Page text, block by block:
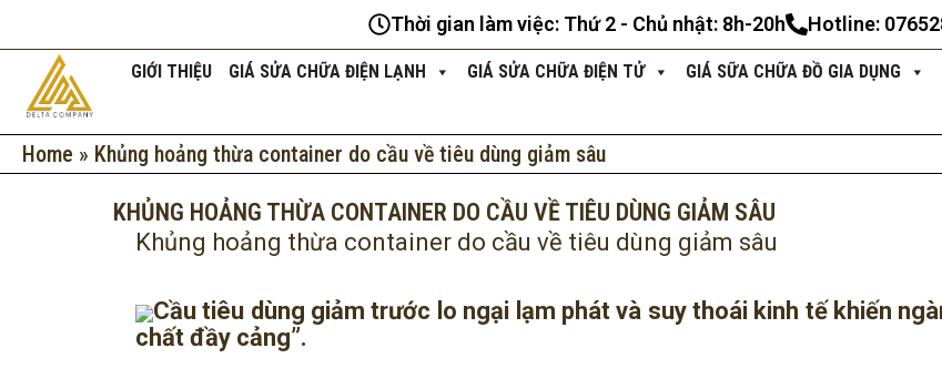
dung
Thời gian làm việc: Thứ 2 - Chủ nhật: 8h-20h Hotline:
GIỚI THIỆU GIÁ SỬA CHỮA ĐIỆN LẠNH GIÁ SỬA CHỮA ĐIỆN TỬ GIÁ SỮA CHỮA ĐỒ GIA DỤNG
Home » Khủng hoảng thừa container do cầu về tiêu dùng giảm sâu
KHỦNG HOẢNG THỪA CONTAINER DO CẦU VỀ TIÊU DÙNG GIẢM SÂU
Khủng hoảng thừa container do cầu về tiêu dùng giảm sâu
Cầu tiêu dùng giảm trước lo ngại lạm phát và suy thoái kinh tế khiến
chất đầy cảng”.